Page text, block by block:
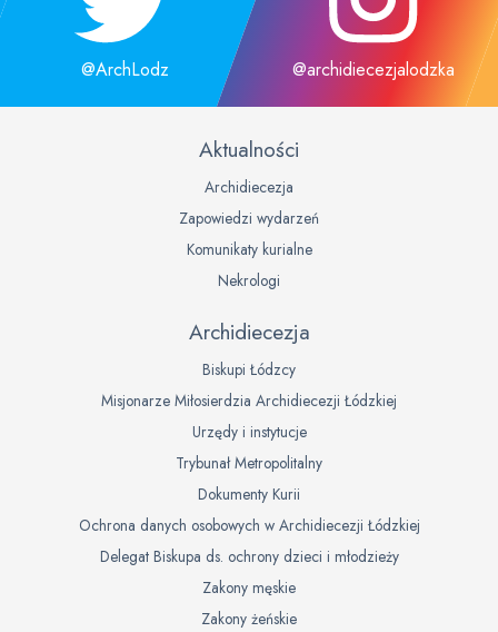
@ArchLodz @archidiecezjalodzka
Aktualności
Archidiecezja
Zapowiedzi wydarzeń
Komunikaty kurialne
Nekrologi
Archidiecezja
Biskupi Łódzcy
Misjonarze Miłosierdzia Archidiecezji Łódzkiej
Urzędy i instytucje
Trybunał Metropolitalny
Dokumenty Kurii
Ochrona danych osobowych w Archidiecezji Łódzkiej
Delegat Biskupa ds. ochrony dzieci i młodzieży
Zakony męskie
Zakony żeńskie